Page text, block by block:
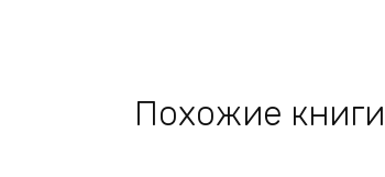
Похожие книги